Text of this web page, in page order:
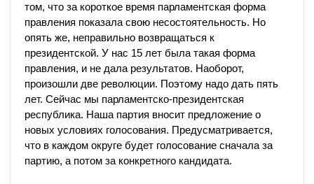
том, что за короткое время парламентская форма
правления показала свою несостоятельность. Но
опять же, неправильно возвращаться к
президентской. У нас 15 лет была такая форма
правления, и не дала результатов. Наоборот,
произошли две революции. Поэтому надо дать пять
лет. Сейчас мы парламентско-президентская
республика. Наша партия вносит предложение о
новых условиях голосования. Предусматривается,
что в каждом округе будет голосование сначала за
партию, а потом за конкретного кандидата.